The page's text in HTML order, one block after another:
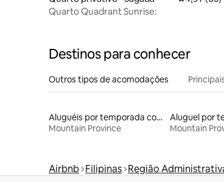
Quarto Quadrant Sunrise:
Destinos para conhecer
Outros tipos de acomodações
Aluguéis por temporada com café da manhã
Mountain Province
Mountain
Airbnb Filipinas Região